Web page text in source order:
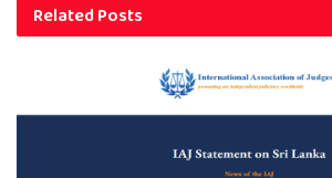
RelatedPosts